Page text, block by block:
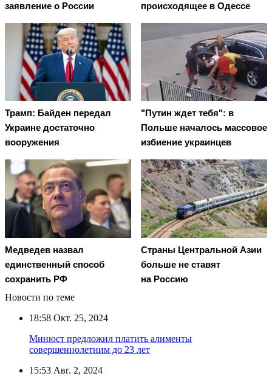
заявление о России
происходящее в Одессе
Трамп: Байден передал
Украине достаточно
вооружения
"Путин ждет тебя": в
Польше началось массовое
избиение украинцев
Медведев назвал
единственный способ
сохранить РФ
Страны Центральной Азии
больше не ставят
на Россию
Новости по теме
18:58 Окт. 25, 2024
Минюст предложил платить алименты
совершеннолетним до 23 лет
15:53 Авг. 2, 2024